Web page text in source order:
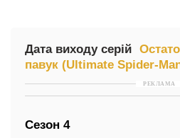
Дата виходу серій
павук (Ultimate Spider-
РЕКЛАМА
Сезон 4